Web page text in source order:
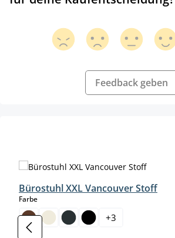
Feedback geben
Bürostuhl XXL Vancouver Stoff
Farbeauswählen
+3